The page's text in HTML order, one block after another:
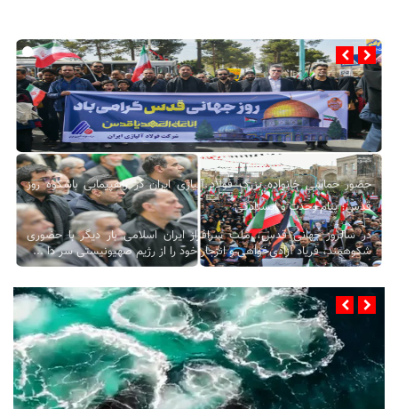
حضور حماسی خانواده بزرگ فولاد آلیاژی ایران در راهپیمایی باشکوه روز
قدس؛ پیام وحدت و ایستادگی
در سالروز جهانی قدس، ملت سرافراز ایران اسلامی بار دیگر با حضوری
شکوهمند، فریاد آزادی‌خواهی و انزجار خود را از رژیم صهیونیستی سر دا ...